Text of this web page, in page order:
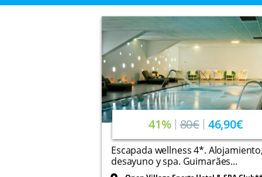
41% 80€ 46,90€
Escapada wellness 4*. Alojamiento,
desayuno y spa. Guimarães...